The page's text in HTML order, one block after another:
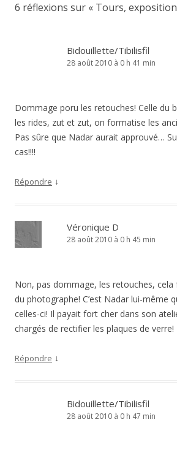
6 réflexions sur « Tours,
Bidouillette/Tibilisfil
28 août 2010 à 0 h 41 min
Dommage poru les retouches! Celle du
les rides, zut et zut, on formatise les
Pas sûre que Nadar aurait approuvé…
cas!!!!
Répondre ↓
Véronique D
28 août 2010 à 0 h 45 min
Non, pas dommage, les retouches,
du photographe! C’est Nadar lui-même
celles-ci! Il payait fort cher dans son
chargés de rectifier les plaques de verre!
Répondre ↓
Bidouillette/Tibilisfil
28 août 2010 à 0 h 47 min